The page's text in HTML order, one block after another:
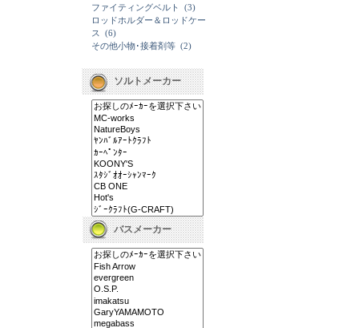
ファイティングベルト
(3)
ロッドホルダー＆ロッドケー
ス
(6)
その他小物･接着剤等 (2)
ソルトメーカー
バスメーカー